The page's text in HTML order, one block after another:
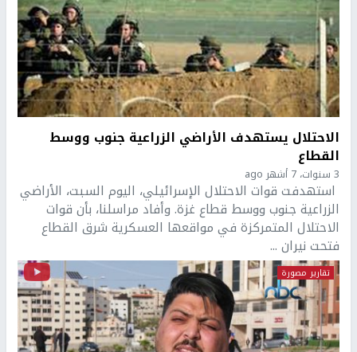
الاحتلال يستهدف الأراضي الزراعية جنوب ووسط
القطاع
3 سنوات، 7 أشهر ago
استهدفت قوات الاحتلال الإسرائيلي، اليوم السبت، الأراضي
الزراعية جنوب ووسط قطاع غزة. وأفاد مراسلنا، بأن قوات
الاحتلال المتمركزة في مواقعها العسكرية شرق القطاع
فتحت نيران ...
تقارير مصورة